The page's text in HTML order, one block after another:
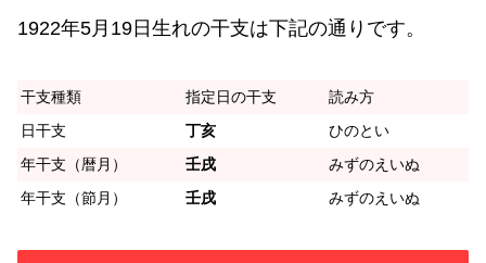
1922年5月19日生れの干支は下記の通りです。
干支種類 指定日の干支
読み方
日干支
丁亥
ひのとい
年干支（暦月）
壬戌
みずのえいぬ
年干支（節月）
壬戌 みずのえいぬ